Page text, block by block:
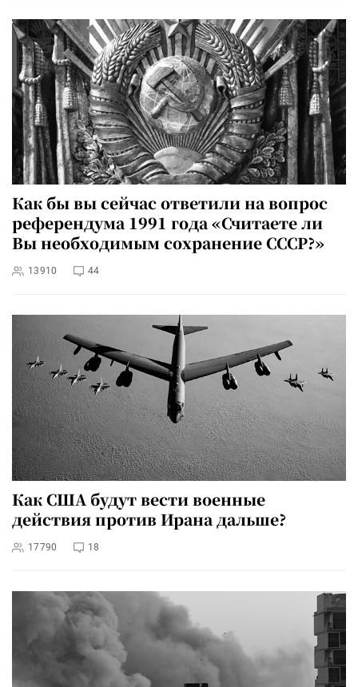
Как бы вы сейчас ответили на вопрос
референдума 1991 года «Считаете ли
Вы необходимым сохранение СССР?»
13910 44
Как США будут вести военные
действия против Ирана дальше?
17790 18